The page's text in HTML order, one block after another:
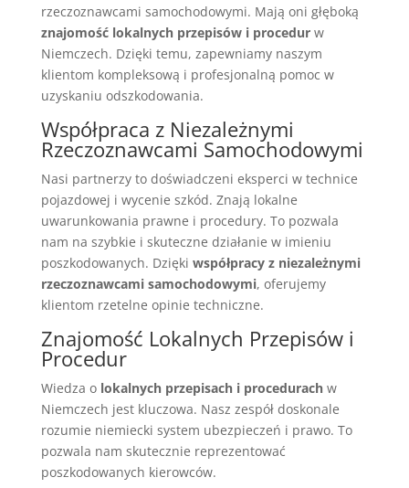
rzeczoznawcami samochodowymi. Mają oni głęboką
znajomość lokalnych przepisów i procedurw
Niemczech. Dzięki temu, zapewniamy naszym
klientom kompleksową i profesjonalną pomoc w
uzyskaniu odszkodowania.
Współpraca z Niezależnymi
Rzeczoznawcami Samochodowymi
Nasi partnerzy to doświadczeni eksperci w technice
pojazdowej i wycenie szkód. Znają lokalne
uwarunkowania prawne i procedury. To pozwala
nam na szybkie i skuteczne działanie w imieniu
poszkodowanych. Dzięki współpracy z niezależnymi
rzeczoznawcami samochodowymi, oferujemy
klientom rzetelne opinie techniczne.
Znajomość Lokalnych Przepisów i
Procedur
Wiedza o lokalnych przepisach i procedurachw
Niemczech jest kluczowa. Nasz zespół doskonale
rozumie niemiecki system ubezpieczeń i prawo. To
pozwala nam skutecznie reprezentować
poszkodowanych kierowców.